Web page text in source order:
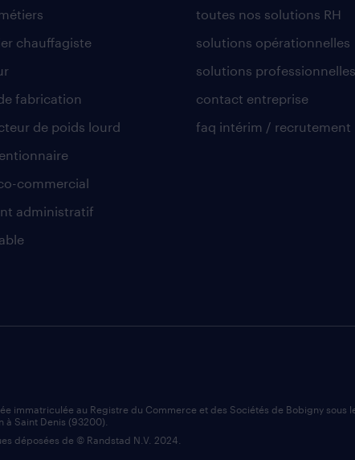
chauffagiste
fabrication
de poids lourd
commercial
administratif
toutes nos solutions RH
solutions opérationnelles
solutions professionnelles
contact entreprise
faq intérim / recrutement
immatriculée au Registre du Commerce et des Sociétés de Bobigny sous
à Saint Denis (93200).
déposées de © Randstad N.V. 2024.